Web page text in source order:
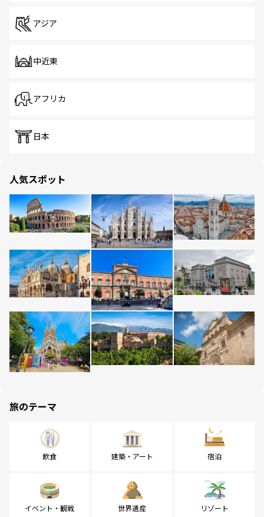
アジア
中近東
アフリカ
日本
人気スポット
旅のテーマ
飲食 建築・アート 宿泊
イベント・観戦 世界遺産 リゾート